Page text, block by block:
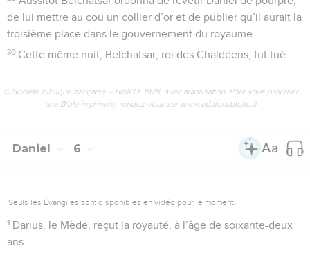
de lui mettre au cou un collier d’or et de publier qu’il aurait la
troisième place dans le gouvernement du royaume.
30 Cette même nuit, Belchatsar, roi des Chaldéens, fut tué.
© Société biblique française – Bibli’O, 1978, avec autorisation. Pour vous procurer
une Bible imprimée, rendez-vous sur www.editionsbiblio.fr
Daniel 6
Seuls les Évangiles sont disponibles en vidéo pour le moment.
1 Darius, le Mède, reçut la royauté, à l’âge de soixante-deux
ans.